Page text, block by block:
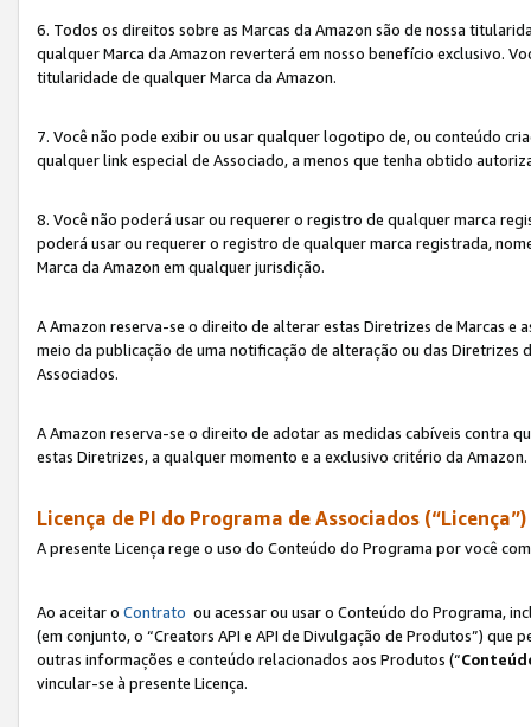
6. Todos os direitos sobre as Marcas da Amazon são de nossa
qualquer Marca da Amazon reverterá em nosso benefício exclusivo.
titularidade de qualquer Marca da Amazon.
7. Você não pode exibir ou usar qualquer logotipo de, ou conteúdo
qualquer link especial de Associado, a menos que tenha obtido
8. Você não poderá usar ou requerer o registro de qualquer marca
poderá usar ou requerer o registro de qualquer marca registrada,
Marca da Amazon em qualquer jurisdição.
A Amazon reserva-se o direito de alterar estas Diretrizes de Marcas e
meio da publicação de uma notificação de alteração ou das Diretrizes
Associados.
A Amazon reserva-se o direito de adotar as medidas cabíveis contra
estas Diretrizes, a qualquer momento e a exclusivo critério da Amazon.
Licença de PI do Programa de Associados (“Licença”)
A presente Licença rege o uso do Conteúdo do Programa por você
Ao aceitar o Contrato ou acessar ou usar o Conteúdo do Programa,
(em conjunto, o “Creators API e API de Divulgação de Produtos”)
outras informações e conteúdo relacionados aos Produtos (“
vincular-se à presente Licença.